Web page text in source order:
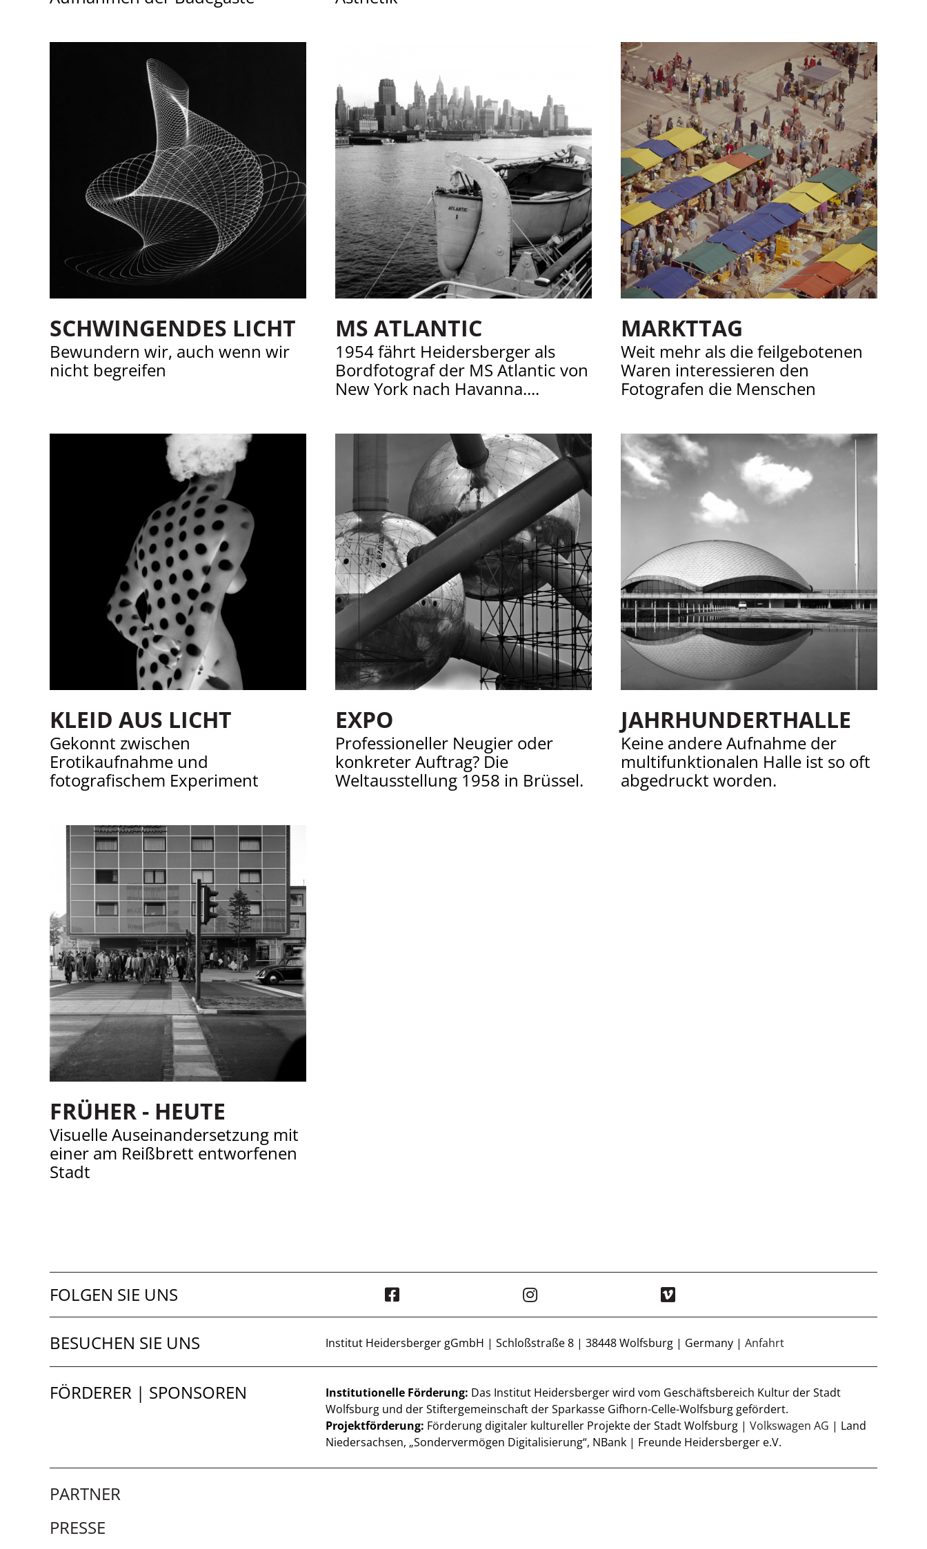
SCHWINGENDES LICHT
Bewundern wir, auch wenn wir
nicht begreifen
MS ATLANTIC
1954 fährt Heidersberger als
Bordfotograf der MS Atlantic von
New York nach Havanna....
MARKTTAG
Weit mehr als die feilgebotenen
Waren interessieren den
Fotografen die Menschen
KLEID AUS LICHT
Gekonnt zwischen
Erotikaufnahme und
fotografischem Experiment
EXPO
Professioneller Neugier oder
konkreter Auftrag? Die
Weltausstellung 1958 in Brüssel.
JAHRHUNDERTHALLE
Keine andere Aufnahme der
multifunktionalen Halle ist so oft
abgedruckt worden.
FRÜHER - HEUTE
Visuelle Auseinandersetzung mit
einer am Reißbrett entworfenen
Stadt
FOLGEN SIE UNS
BESUCHEN SIE UNS Institut Heidersberger gGmbH | Schloßstraße 8 | 38448 Wolfsburg | Germany | Anfahrt
FÖRDERER | SPONSOREN Institutionelle Förderung: Das Institut Heidersberger wird vom Geschäftsbereich Kultur der Stadt
Wolfsburg und der Stiftergemeinschaft der Sparkasse Gifhorn-Celle-Wolfsburg gefördert.
Projektförderung: Förderung digitaler kultureller Projekte der Stadt Wolfsburg | Volkswagen AG | Land
Niedersachsen, „Sondervermögen Digitalisierung“, NBank | Freunde Heidersberger e.V.
PARTNER
PRESSE